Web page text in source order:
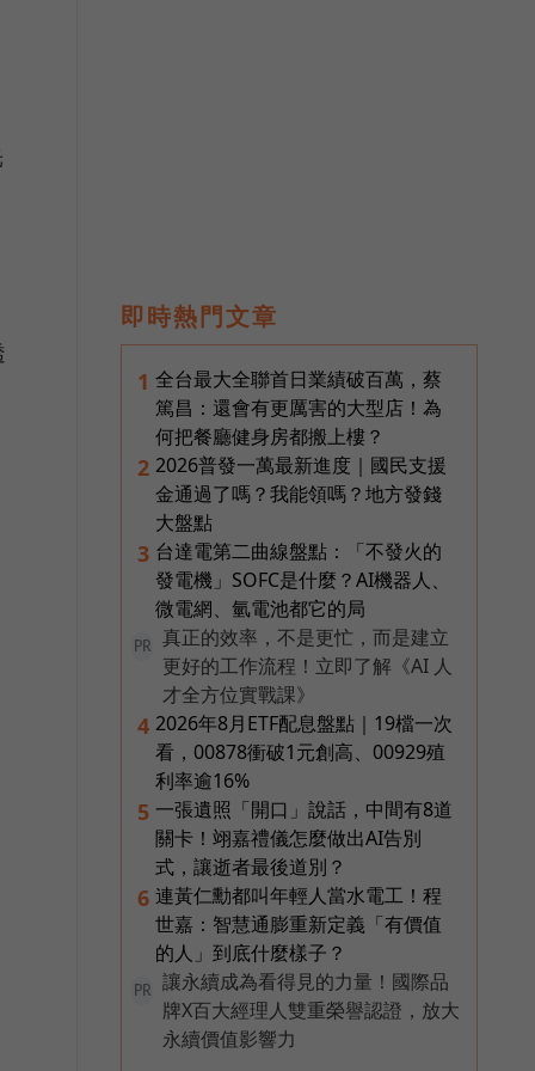
即時熱門文章
1 全台最大全聯首日業績破百萬，蔡
篤昌：還會有更厲害的大型店！為
何把餐廳健身房都搬上樓？
2 2026普發一萬最新進度｜國民支援
金通過了嗎？我能領嗎？地方發錢
大盤點
3 台達電第二曲線盤點：「不發火的
發電機」SOFC是什麼？AI機器人、
微電網、氫電池都它的局
PR
真正的效率，不是更忙，而是建立
更好的工作流程！立即了解《AI 人
才全方位實戰課》
4 2026年8月ETF配息盤點｜19檔一次
看，00878衝破1元創高、00929殖
利率逾16%
5 一張遺照「開口」說話，中間有8道
關卡！翊嘉禮儀怎麼做出AI告別
式，讓逝者最後道別？
6 連黃仁勳都叫年輕人當水電工！程
世嘉：智慧通膨重新定義「有價值
的人」到底什麼樣子？
PR
讓永續成為看得見的力量！國際品
牌X百大經理人雙重榮譽認證，放大
永續價值影響力